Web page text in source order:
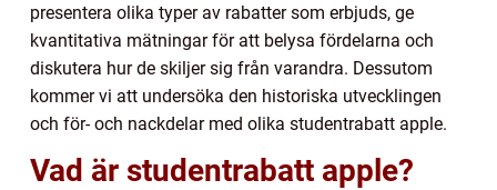
presentera olika typer av rabatter som erbjuds, ge
kvantitativa mätningar för att belysa fördelarna och
diskutera hur de skiljer sig från varandra. Dessutom
kommer vi att undersöka den historiska utvecklingen
och för- och nackdelar med olika studentrabatt apple.
Vad är studentrabatt apple?